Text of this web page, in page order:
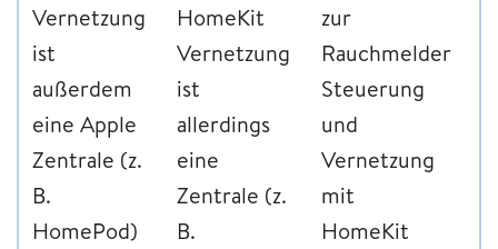
Vernetzung
ist
außerdem
eine Apple
Zentrale (z.
B.
HomePod)
HomeKit
Vernetzung
ist
allerdings
eine
Zentrale (z.
B.
zur
Rauchmelder
Steuerung
und
Vernetzung
mit
HomeKit